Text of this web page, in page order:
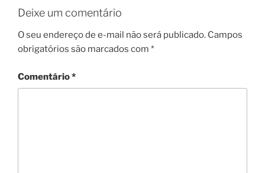
Deixe um comentário
O seu endereço de e-mail não será publicado. Campos
obrigatórios são marcados com *
Comentário*